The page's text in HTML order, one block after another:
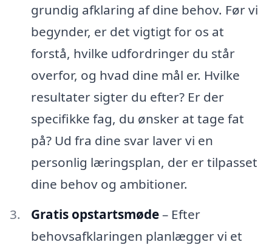
grundig afklaring af dine behov. Før vi
begynder, er det vigtigt for os at
forstå, hvilke udfordringer du står
overfor, og hvad dine mål er. Hvilke
resultater sigter du efter? Er der
specifikke fag, du ønsker at tage fat
på? Ud fra dine svar laver vi en
personlig læringsplan, der er tilpasset
dine behov og ambitioner.
Gratis opstartsmøde– Efter
behovsafklaringen planlægger vi et